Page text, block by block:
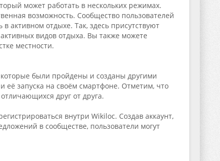
может работать в нескольких режимах.
возможность. Сообщество пользователей
активном отдыхе. Так, здесь присутствуют
видов отдыха. Вы также можете
местности.
были пройдены и созданы другими
её запуска на своём смартфоне. Отметим, что
друг от друга.
внутри Wikiloc. Создав аккаунт,
в сообществе, пользователи могут